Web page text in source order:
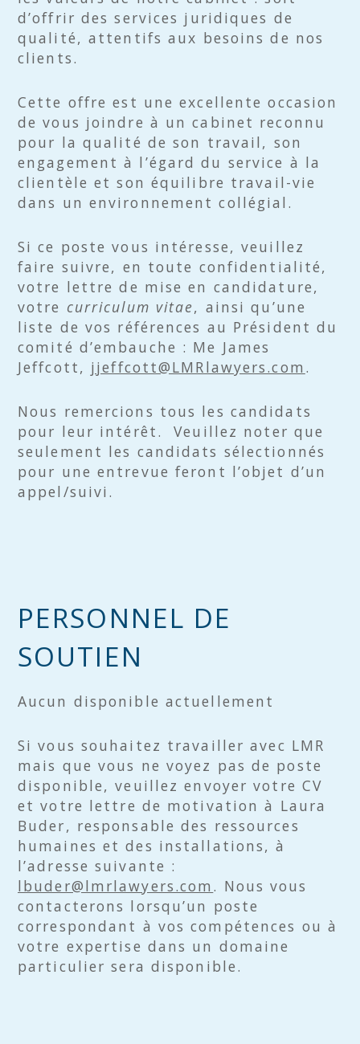
d’offrir des services juridiques de
qualité, attentifs aux besoins de nos
clients.
Cette offre est une excellente occasion
de vous joindre à un cabinet reconnu
pour la qualité de son travail, son
engagement à l’égard du service à la
clientèle et son équilibre travail-vie
dans un environnement collégial.
Si ce poste vous intéresse, veuillez
faire suivre, en toute confidentialité,
votre lettre de mise en candidature,
votre curriculum vitae, ainsi qu’une
liste de vos références au Président du
comité d’embauche : Me James
Jeffcott, jjeffcott@LMRlawyers.com .
Nous remercions tous les candidats
pour leur intérêt. Veuillez noter que
seulement les candidats sélectionnés
pour une entrevue feront l’objet d’un
appel/suivi.
PERSONNEL DE
SOUTIEN
Aucun disponible actuellement
Si vous souhaitez travailler avec LMR
mais que vous ne voyez pas de poste
disponible, veuillez envoyer votre CV
et votre lettre de motivation à Laura
Buder, responsable des ressources
humaines et des installations, à
l’adresse suivante :
lbuder@lmrlawyers.com . Nous vous
contacterons lorsqu’un poste
correspondant à vos compétences ou à
votre expertise dans un domaine
particulier sera disponible.